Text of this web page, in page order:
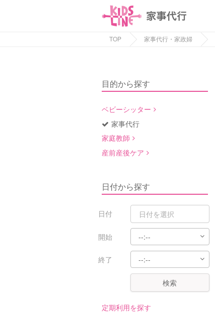
TOP 家事代行・家政婦
目的から探す
ベビーシッター
家事代行
家庭教師
産前産後ケア
日付から探す
日付
開始
終了
検索
定期利用を探す